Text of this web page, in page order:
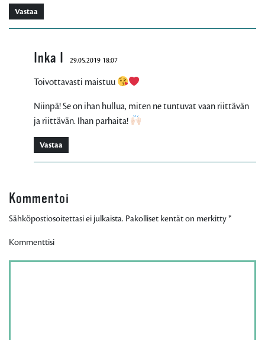
Vastaa
Inka I 29.05.2019 18:07
Toivottavasti maistuu
Niinpä! Se on ihan hullua, miten ne tuntuvat vaan riittävän
ja riittävän. Ihan parhaita!
Vastaa
Kommentoi
Sähköpostiosoitettasi ei julkaista. Pakolliset kentät on merkitty*
Kommenttisi